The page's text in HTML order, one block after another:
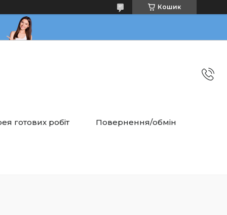
Кошик
готових робіт Повернення/обмін